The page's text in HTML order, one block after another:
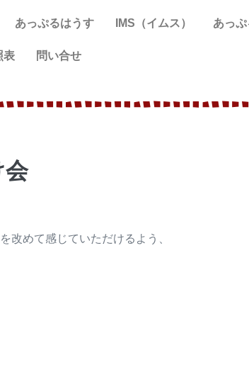
あっぷるはうす IMS（イムス） あっ
表 問い合せ
会
改めて感じていただけるよう、